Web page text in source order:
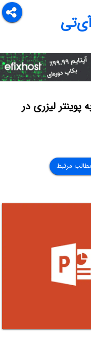
لیزری در
مرتبط